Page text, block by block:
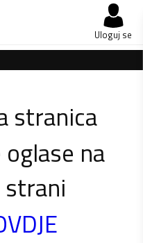
Uloguj se
stranica
na